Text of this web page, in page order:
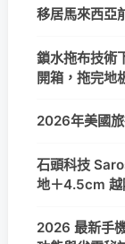
移居馬來西亞
鎖水拖布技術
開箱，拖完地
2026年美國
石頭科技
地＋4.5cm 越
2026 最新手